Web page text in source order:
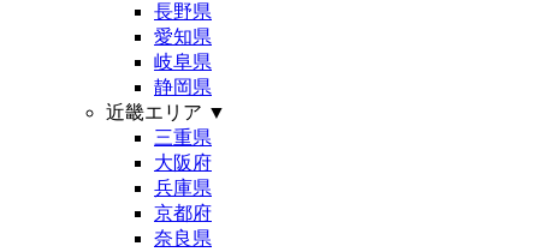
長野県
愛知県
岐阜県
静岡県
近畿エリア ▼
三重県
大阪府
兵庫県
京都府
奈良県